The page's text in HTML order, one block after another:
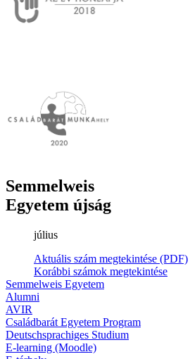
Semmelweis
Egyetem újság
július
Aktuális szám megtekintése (PDF)
Korábbi számok megtekintése
Semmelweis Egyetem
Alumni
AVIR
Családbarát Egyetem Program
Deutschsprachiges Studium
E-learning (Moodle)